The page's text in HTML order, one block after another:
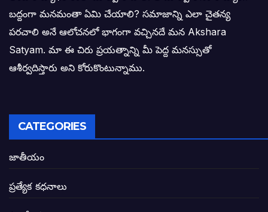
ఎన్నికల ఫలితాలు రాబోతున్న వేల ఎవరి గోల
బాధితుల ఆశలసౌధం జనసేనానికి అక్షర
ఓరి నాన్నోయి! జరా నా గోడు విను: అక్షర
బద్దంగా మనమంతా ఏమి చేయాలి? సమాజాన్ని ఎలా చైతన్య
పరచాలి అనే ఆలోచనలో భాగంగా వచ్చినదే మన Akshara
Satyam. మా ఈ చిరు ప్రయత్నాన్ని మీ పెద్ద మనస్సుతో
ఆశీర్వదిస్తారు అని కోరుకొంటున్నాము.
CATEGORIES
జాతీయం
ప్రత్యేక కధనాలు